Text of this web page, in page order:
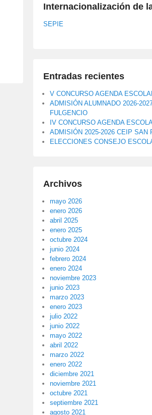
Internacionalización de
SEPIE
Entradas recientes
V CONCURSO AGENDA
ADMISIÓN ALUMNADO 2026-
FULGENCIO
IV CONCURSO AGENDA
ADMISIÓN 2025-2026 CEIP SAN
ELECCIONES CONSEJO
Archivos
mayo 2026
enero 2026
abril 2025
enero 2025
octubre 2024
junio 2024
febrero 2024
enero 2024
noviembre 2023
junio 2023
marzo 2023
enero 2023
julio 2022
junio 2022
mayo 2022
abril 2022
marzo 2022
enero 2022
diciembre 2021
noviembre 2021
octubre 2021
septiembre 2021
agosto 2021